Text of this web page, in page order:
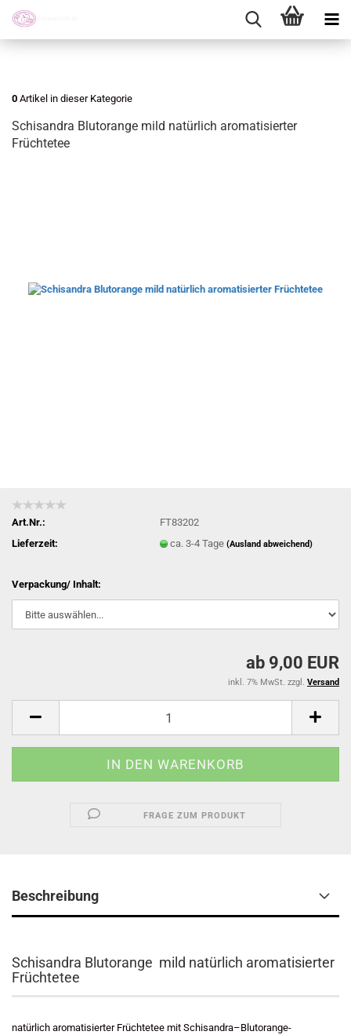
0 Artikel in dieser Kategorie
Schisandra Blutorange mild natürlich aromatisierter
Früchtetee
Art.Nr.:
FT83202
Lieferzeit:
ca. 3-4 Tage(Ausland abweichend)
Verpackung/ Inhalt:
ab 9,00 EUR
inkl. 7% MwSt. zzgl. Versand
FRAGE ZUM PRODUKT
Beschreibung
Schisandra Blutorange mild natürlich aromatisierter
Früchtetee
natürlich aromatisierter Früchtetee mit Schisandra–Blutorange-